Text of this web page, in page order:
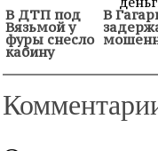
В ДТП под
Вязьмой у
фуры снесло
кабину
В